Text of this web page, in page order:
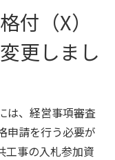
付（X）
更しまし
は、経営事項審査
申請を行う必要が
工事の入札参加資